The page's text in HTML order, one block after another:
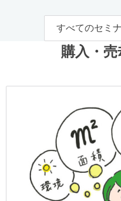
すべてのセミ
購入・